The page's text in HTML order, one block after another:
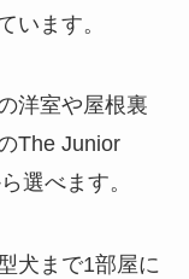
います。
洋室や屋根裏
The Junior
選べます。
犬まで1部屋に